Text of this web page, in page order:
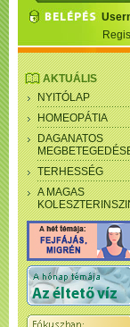
AKTUÁLIS
NYITÓLAP
HOMEOPÁTIA
DAGANATOS
TERHESSÉG
A MAGAS